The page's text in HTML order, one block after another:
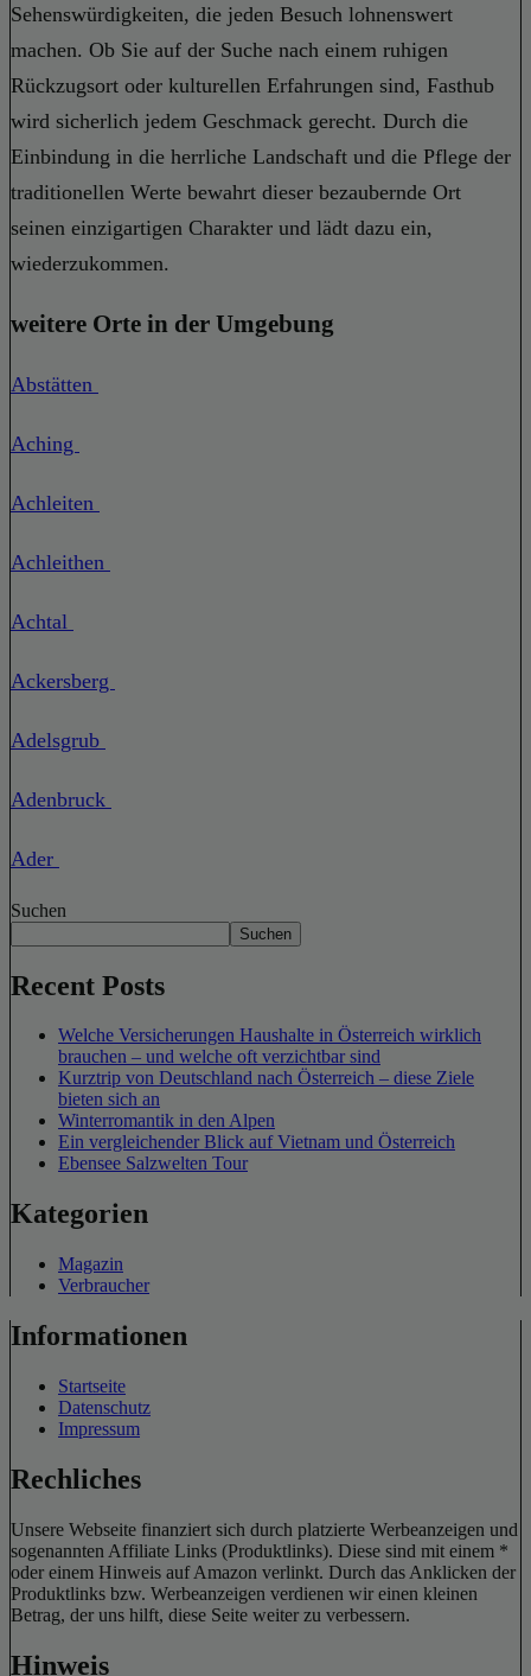
Sehenswürdigkeiten, die jeden Besuch lohnenswert
machen. Ob Sie auf der Suche nach einem ruhigen
Rückzugsort oder kulturellen Erfahrungen sind, Fasthub
wird sicherlich jedem Geschmack gerecht. Durch die
Einbindung in die herrliche Landschaft und die Pflege der
traditionellen Werte bewahrt dieser bezaubernde Ort
seinen einzigartigen Charakter und lädt dazu ein,
wiederzukommen.
weitere Orte in der Umgebung
Abstätten
Aching
Achleiten
Achleithen
Achtal
Ackersberg
Adelsgrub
Adenbruck
Ader
Suchen
Suchen
Recent Posts
Welche Versicherungen Haushalte in Österreich wirklich
brauchen – und welche oft verzichtbar sind
Kurztrip von Deutschland nach Österreich – diese Ziele
bieten sich an
Winterromantik in den Alpen
Ein vergleichender Blick auf Vietnam und Österreich
Ebensee Salzwelten Tour
Kategorien
Magazin
Verbraucher
Informationen
Startseite
Datenschutz
Impressum
Rechliches
Unsere Webseite finanziert sich durch platzierte Werbeanzeigen und
sogenannten Affiliate Links (Produktlinks). Diese sind mit einem *
oder einem Hinweis auf Amazon verlinkt. Durch das Anklicken der
Produktlinks bzw. Werbeanzeigen verdienen wir einen kleinen
Betrag, der uns hilft, diese Seite weiter zu verbessern.
Hinweis